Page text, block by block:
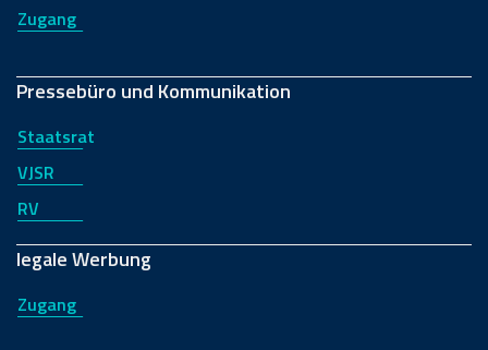
Zugang
Pressebüro und Kommunikation
Staatsrat
VJSR
RV
legale Werbung
Zugang